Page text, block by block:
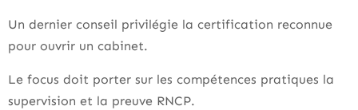
Un dernier conseil privilégie la certification reconnue
pour ouvrir un cabinet.
Le focus doit porter sur les compétences pratiques la
supervision et la preuve RNCP.